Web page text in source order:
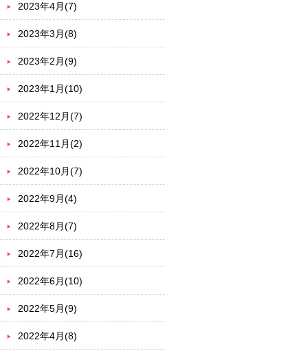
2023年4月(7)
2023年3月(8)
2023年2月(9)
2023年1月(10)
2022年12月(7)
2022年11月(2)
2022年10月(7)
2022年9月(4)
2022年8月(7)
2022年7月(16)
2022年6月(10)
2022年5月(9)
2022年4月(8)